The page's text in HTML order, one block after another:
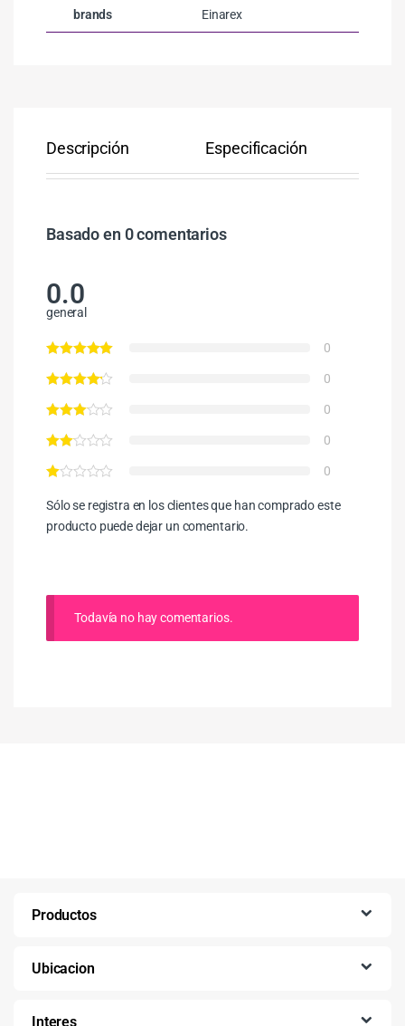
brands Einarex
Descripción Especificación
Basado en 0 comentarios
0.0
general
0
0
0
0
0
Sólo se registra en los clientes que han comprado este
producto puede dejar un comentario.
Todavía no hay comentarios.
Productos
Ubicacion
Interes